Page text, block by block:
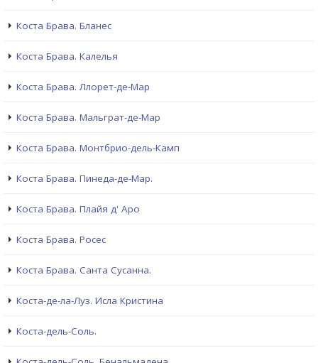
Коста Брава. Бланес
Коста Брава. Калелья
Коста Брава. Ллорет-де-Мар
Коста Брава. Мальграт-де-Мар
Коста Брава. Монтбрио-дель-Камп
Коста Брава. Пинеда-де-Мар.
Коста Брава. Плайя д' Аро
Коста Брава. Росес
Коста Брава. Санта Сусанна.
Коста-де-ла-Луз. Исла Кристина
Коста-дель-Соль.